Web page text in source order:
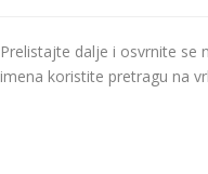
Prelistajte dalje i osvrnite se
imena koristite pretragu na